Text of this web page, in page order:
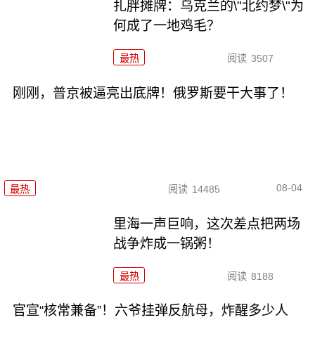
扎胖摊牌：乌克兰的\"北约梦\"为
何成了一地鸡毛？
最热 阅读 3507
刚刚，普京被逼亮出底牌！俄罗斯要干大事了！
最热 阅读 14485 08-04
里海一声巨响，这次差点把两场
战争炸成一锅粥！
最热 阅读 8188
官宣“核常兼备”！六爷挂弹反航母，炸醒多少人